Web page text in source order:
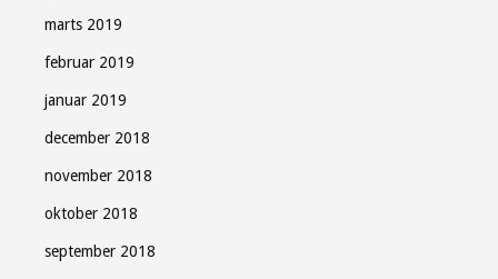
marts 2019
februar 2019
januar 2019
december 2018
november 2018
oktober 2018
september 2018